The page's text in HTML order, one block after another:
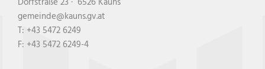
gemeinde@kauns.gv.at
T: +43 5472 6249
F: +43 5472 6249-4